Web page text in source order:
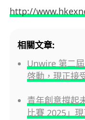
http://
相關文章:
Unwire 第二
啓動，現正接
青年創意撐起
比賽 2025」